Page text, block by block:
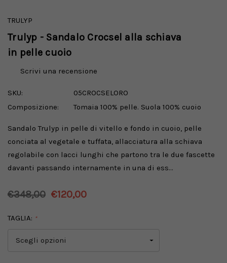
TRULYP
Trulyp - Sandalo Crocsel alla schiava
in pelle cuoio
Scrivi una recensione
SKU:
05CROCSELORO
Composizione:
Tomaia 100% pelle. Suola 100% cuoio
Sandalo Trulyp in pelle di vitello e fondo in cuoio, pelle
conciata al vegetale e tuffata, allacciatura alla schiava
regolabile con lacci lunghi che partono tra le due fascette
davanti passando internamente in una di ess…
€348,00 €120,00
TAGLIA: *